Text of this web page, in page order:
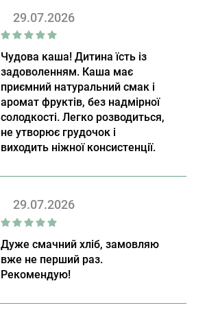
29.07.2026
Чудова каша! Дитина їсть із
задоволенням. Каша має
приємний натуральний смак і
аромат фруктів, без надмірної
солодкості. Легко розводиться,
не утворює грудочок і
виходить ніжної консистенції.
29.07.2026
Дуже смачний хліб, замовляю
вже не перший раз.
Рекомендую!